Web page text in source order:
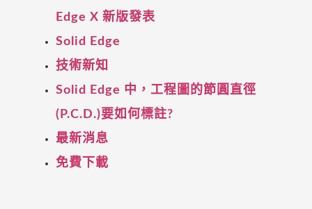
Edge X 新版發表
Solid Edge
技術新知
Solid Edge 中，工程圖的節圓直徑
(P.C.D.)要如何標註?
最新消息
免費下載